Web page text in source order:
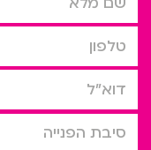
טלפון
דוא”ל
סיבת הפניה